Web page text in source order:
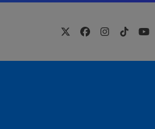
TwitterFacebook
Instagram
Tiktok